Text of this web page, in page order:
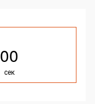
00
сек